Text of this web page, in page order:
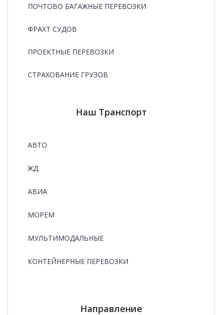
ПОЧТОВО БАГАЖНЫЕ ПЕРЕВОЗКИ
ФРАХТ СУДОВ
ПРОЕКТНЫЕ ПЕРЕВОЗКИ
СТРАХОВАНИЕ ГРУЗОВ
Наш Транспорт
АВТО
ЖД
АВИА
МОРЕМ
МУЛЬТИМОДАЛЬНЫЕ
КОНТЕЙНЕРНЫЕ ПЕРЕВОЗКИ
Направление